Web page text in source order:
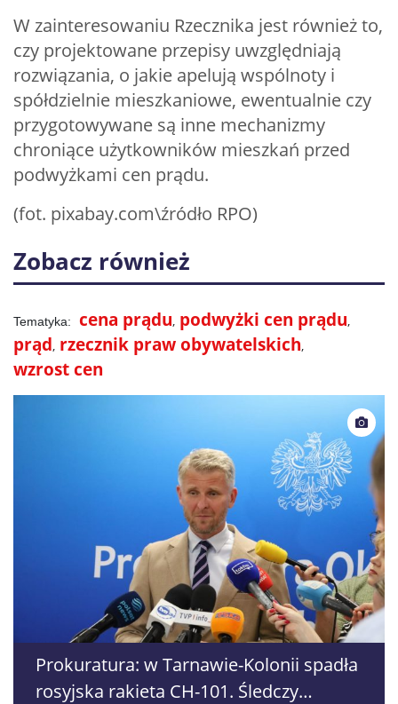
W zainteresowaniu Rzecznika jest również to,
czy projektowane przepisy uwzględniają
rozwiązania, o jakie apelują wspólnoty i
spółdzielnie mieszkaniowe, ewentualnie czy
przygotowywane są inne mechanizmy
chroniące użytkowników mieszkań przed
podwyżkami cen prądu.
(fot. pixabay.com\źródło RPO)
Zobacz również
cena prądu podwyżki cen prądu
prąd rzecznik praw obywatelskich
wzrost cen
Prokuratura: w Tarnawie-Kolonii spadła
rosyjska rakieta CH-101. Śledczy